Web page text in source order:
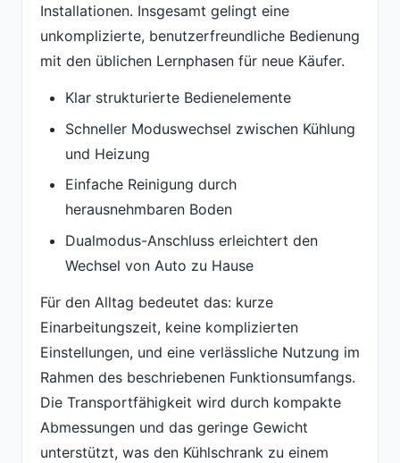
Installationen. Insgesamt gelingt eine
unkomplizierte, benutzerfreundliche Bedienung
mit den üblichen Lernphasen für neue Käufer.
Klar strukturierte Bedienelemente
Schneller Moduswechsel zwischen Kühlung
und Heizung
Einfache Reinigung durch
herausnehmbaren Boden
Dualmodus-Anschluss erleichtert den
Wechsel von Auto zu Hause
Für den Alltag bedeutet das: kurze
Einarbeitungszeit, keine komplizierten
Einstellungen, und eine verlässliche Nutzung im
Rahmen des beschriebenen Funktionsumfangs.
Die Transportfähigkeit wird durch kompakte
Abmessungen und das geringe Gewicht
unterstützt, was den Kühlschrank zu einem